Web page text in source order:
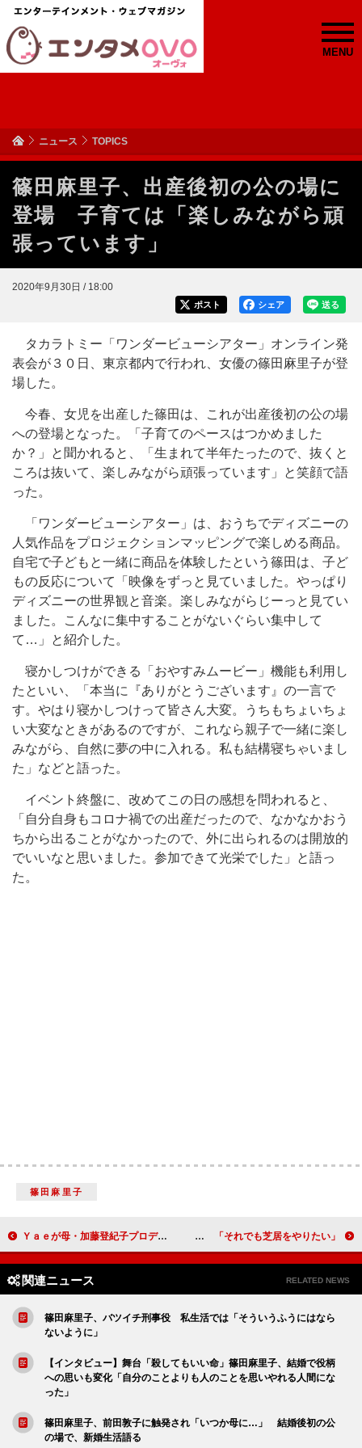
MENU
ニュース TOPICS
篠田麻里子、出産後初の公の場に
登場 子育ては「楽しみながら頑
張っています」
2020年9月30日 / 18:00
送る
シェア
ポスト
タカラトミー「ワンダービューシアター」オンライン発
表会が３０日、東京都内で行われ、女優の篠田麻里子が登
場した。
今春、女児を出産した篠田は、これが出産後初の公の場
への登場となった。「子育てのペースはつかめました
か？」と聞かれると、「生まれて半年たったので、抜くと
ころは抜いて、楽しみながら頑張っています」と笑顔で語
った。
「ワンダービューシアター」は、おうちでディズニーの
人気作品をプロジェクションマッピングで楽しめる商品。
自宅で子どもと一緒に商品を体験したという篠田は、子ど
もの反応について「映像をずっと見ていました。やっぱり
ディズニーの世界観と音楽。楽しみながらじーっと見てい
ました。こんなに集中することがないぐらい集中して
て…」と紹介した。
寝かしつけができる「おやすみムービー」機能も利用し
たといい、「本当に『ありがとうございます』の一言で
す。やはり寝かしつけって皆さん大変。うちもちょいちょ
い大変なときがあるのですが、これなら親子で一緒に楽し
みながら、自然に夢の中に入れる。私も結構寝ちゃいまし
た」などと語った。
イベント終盤に、改めてこの日の感想を問われると、
「自分自身もコロナ禍での出産だったので、なかなかおう
ちから出ることがなかったので、外に出られるのは開放的
でいいなと思いました。参加できて光栄でした」と語っ
た。
篠田麻里子
Ｙａｅが母・加藤登紀子プロデュースでアルバムを発売 「音楽のルーツは母のアナログレコード」 大竹しのぶ、名作「女の一生」に初挑戦 「それでも芝居をやりたい」
関連ニュース RELATED NEWS
篠田麻里子、バツイチ刑事役 私生活では「そういうふうにはなら
ないように」
【インタビュー】舞台「殺してもいい命」篠田麻里子、結婚で役柄
への思いも変化「自分のことよりも人のことを思いやれる人間にな
った」
篠田麻里子、前田敦子に触発され「いつか母に…」 結婚後初の公
の場で、新婚生活語る